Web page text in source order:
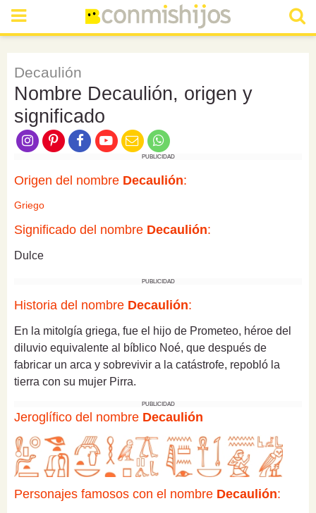
Decaulión
Nombre Decaulión, origen y
significado
PUBLICIDAD
Origen del nombre Decaulión:
Griego
Significado del nombre Decaulión:
Dulce
PUBLICIDAD
Historia del nombre Decaulión:
En la mitolgía griega, fue el hijo de Prometeo, héroe del
diluvio equivalente al bíblico Noé, que después de
fabricar un arca y sobrevivir a la catástrofe, repobló la
tierra con su mujer Pirra.
PUBLICIDAD
Jeroglífico del nombre Decaulión
Personajes famosos con el nombre Decaulión: